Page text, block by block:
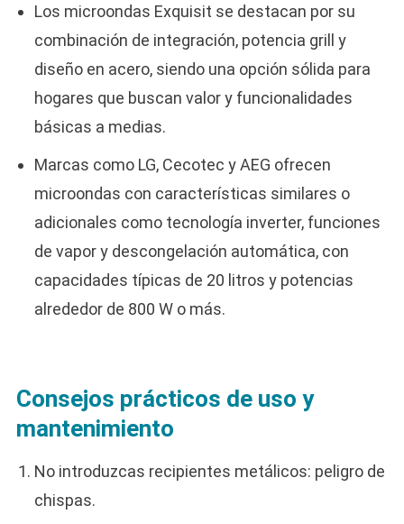
Los microondas Exquisit se destacan por su
combinación de integración, potencia grill y
diseño en acero, siendo una opción sólida para
hogares que buscan valor y funcionalidades
básicas a medias.
Marcas como LG, Cecotec y AEG ofrecen
microondas con características similares o
adicionales como tecnología inverter, funciones
de vapor y descongelación automática, con
capacidades típicas de 20 litros y potencias
alrededor de 800 W o más.
Consejos prácticos de uso y
mantenimiento
No introduzcas recipientes metálicos: peligro de
chispas.